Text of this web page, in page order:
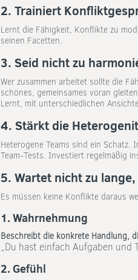
2. Trainiert
Lernt die Fähigkeit, Konflikte zu
seinen Facetten.
3. Seid nicht zu
Wer zusammen arbeitet sollte die
schönes, gemeinsames voran
Lernt, mit unterschiedlichen
4. Stärkt die
Heterogene Teams sind ein Schatz.
Team-Tests. Investiert regelmäßig
5. Wartet nicht zu
Es müssen keine Konflikte daraus
1. Wahrnehmung
Beschreibt die konkrete Handlung,
„Du hast einfach Aufgaben und
2. Gefühl